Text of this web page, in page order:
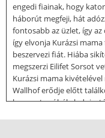
engedi fiainak, hogy
háborút megfeji, hát
fontosabb az üzlet, így az
így elvonja Kurázsi
beszervezi fiát. Hiába
megszerzi Eilifet Sorsot
Kurázsi mama
Wallhof erődje előtt
kappant próbál eladni a